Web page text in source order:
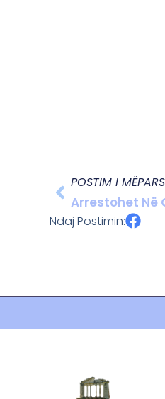
POSTIM I
Arrestohet Në
Ndaj Postimin: